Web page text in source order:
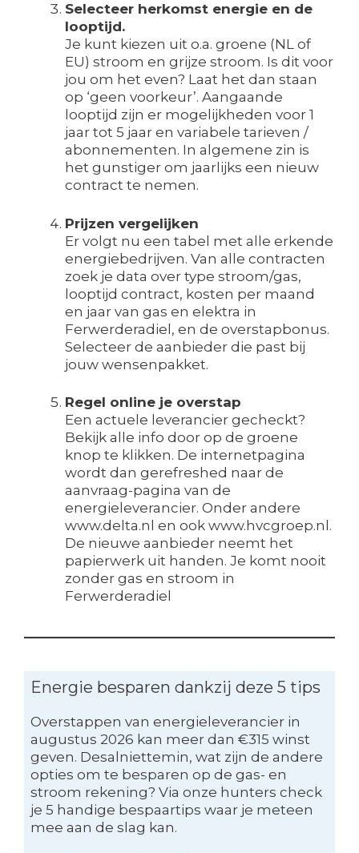
Selecteer herkomst energie en de
looptijd.
Je kunt kiezen uit o.a. groene (NL of
EU) stroom en grijze stroom. Is dit voor
jou om het even? Laat het dan staan
op ‘geen voorkeur’. Aangaande
looptijd zijn er mogelijkheden voor 1
jaar tot 5 jaar en variabele tarieven /
abonnementen. In algemene zin is
het gunstiger om jaarlijks een nieuw
contract te nemen.
Prijzen vergelijken
Er volgt nu een tabel met alle erkende
energiebedrijven. Van alle contracten
zoek je data over type stroom/gas,
looptijd contract, kosten per maand
en jaar van gas en elektra in
Ferwerderadiel, en de overstapbonus.
Selecteer de aanbieder die past bij
jouw wensenpakket.
Regel online je overstap
Een actuele leverancier gecheckt?
Bekijk alle info door op de groene
knop te klikken. De internetpagina
wordt dan gerefreshed naar de
aanvraag-pagina van de
energieleverancier. Onder andere
www.delta.nl en ook www.hvcgroep.nl.
De nieuwe aanbieder neemt het
papierwerk uit handen. Je komt nooit
zonder gas en stroom in
Ferwerderadiel
Energie besparen dankzij deze 5 tips
Overstappen van energieleverancier in
augustus 2026 kan meer dan €315 winst
geven. Desalniettemin, wat zijn de andere
opties om te besparen op de gas- en
stroom rekening? Via onze hunters check
je 5 handige bespaartips waar je meteen
mee aan de slag kan.